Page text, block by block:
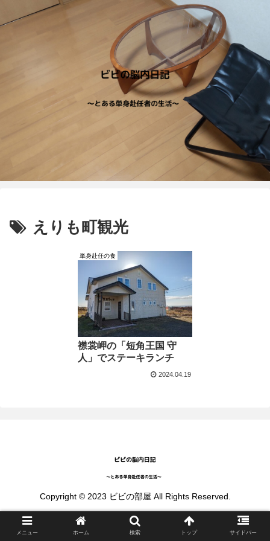
えりも町観光
単身赴任の食
襟裳岬の「短角王国 守
人」でステーキランチ
2024.04.19
Copyright © 2023 ビビの部屋 All Rights Reserved.
メニュー ホーム 検索 トップ サイドバー